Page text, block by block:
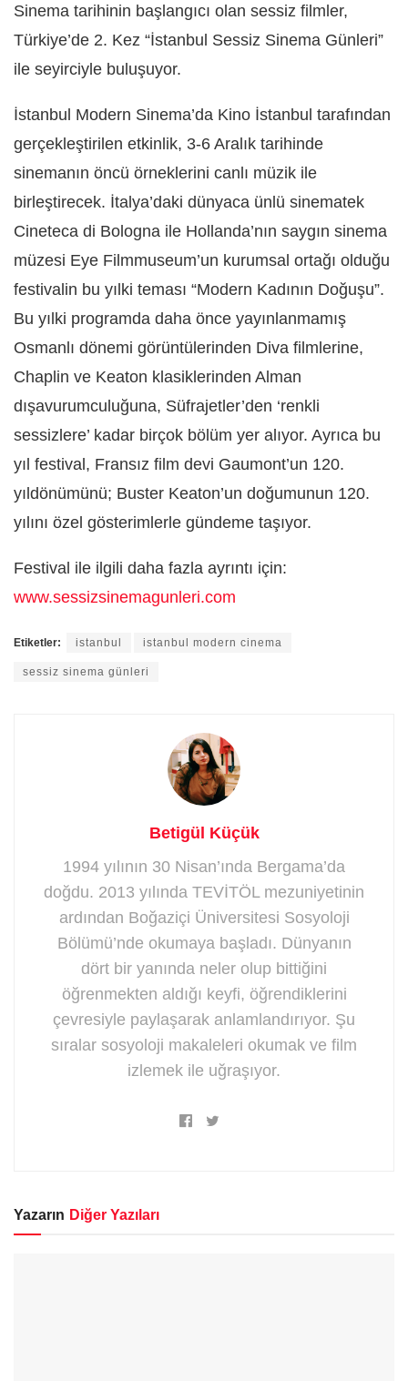
Sinema tarihinin başlangıcı olan sessiz filmler,
Türkiye’de 2. Kez “İstanbul Sessiz Sinema Günleri”
ile seyirciyle buluşuyor.
İstanbul Modern Sinema’da Kino İstanbul tarafından
gerçekleştirilen etkinlik, 3-6 Aralık tarihinde
sinemanın öncü örneklerini canlı müzik ile
birleştirecek. İtalya’daki dünyaca ünlü sinematek
Cineteca di Bologna ile Hollanda’nın saygın sinema
müzesi Eye Filmmuseum’un kurumsal ortağı olduğu
festivalin bu yılki teması “Modern Kadının Doğuşu”.
Bu yılki programda daha önce yayınlanmamış
Osmanlı dönemi görüntülerinden Diva filmlerine,
Chaplin ve Keaton klasiklerinden Alman
dışavurumculuğuna, Süfrajetler’den ‘renkli
sessizlere’ kadar birçok bölüm yer alıyor. Ayrıca bu
yıl festival, Fransız film devi Gaumont’un 120.
yıldönümünü; Buster Keaton’un doğumunun 120.
yılını özel gösterimlerle gündeme taşıyor.
Festival ile ilgili daha fazla ayrıntı için:
www.sessizsinemagunleri.com
Etiketler: istanbul istanbul modern cinema
sessiz sinema günleri
Betigül Küçük
1994 yılının 30 Nisan’ında Bergama’da
doğdu. 2013 yılında TEVİTÖL mezuniyetinin
ardından Boğaziçi Üniversitesi Sosyoloji
Bölümü’nde okumaya başladı. Dünyanın
dört bir yanında neler olup bittiğini
öğrenmekten aldığı keyfi, öğrendiklerini
çevresiyle paylaşarak anlamlandırıyor. Şu
sıralar sosyoloji makaleleri okumak ve film
izlemek ile uğraşıyor.
Yazarın Diğer Yazıları